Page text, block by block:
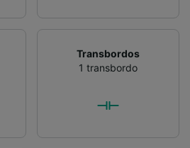
Transbordos
1 transbordo